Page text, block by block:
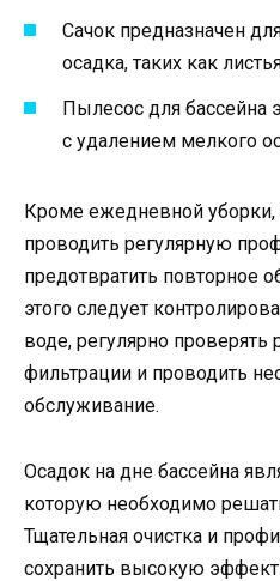
Сачок предназначен
осадка, таких как
Пылесос для бассейна
с удалением мелкого
Кроме ежедневной
проводить регулярную
предотвратить повторное
этого следует
воде, регулярно проверять
фильтрации и проводить
обслуживание.
Осадок на дне бассейна
которую необходимо
Тщательная очистка и
сохранить высокую